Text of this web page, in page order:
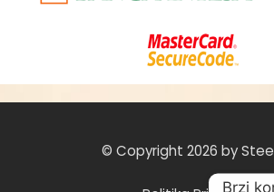
© Copyright 2026 by
Brzi